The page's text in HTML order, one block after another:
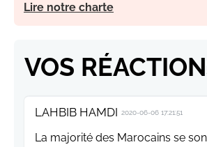
Lire notre charte
VOS
LAHBIB HAMDI 2020-06-06 17:21:51
La majorité des Marocains se